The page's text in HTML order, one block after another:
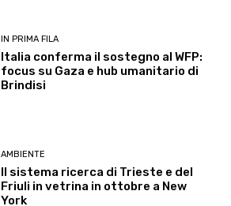
IN PRIMA FILA
Italia conferma il sostegno al WFP:
focus su Gaza e hub umanitario di
Brindisi
AMBIENTE
Il sistema ricerca di Trieste e del
Friuli in vetrina in ottobre a New
York